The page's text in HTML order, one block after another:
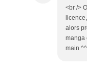
<br />
alors
manga
main